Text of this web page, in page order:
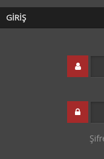
GİRİŞ